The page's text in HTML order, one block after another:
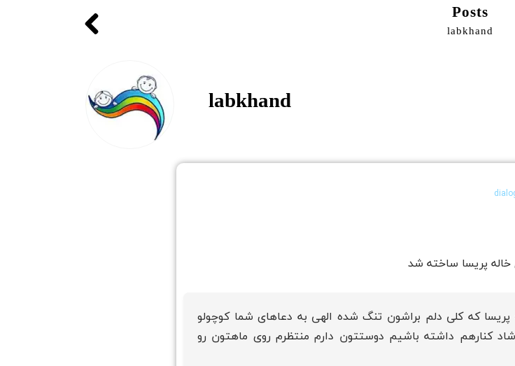
Posts
labkhand
labkhand
خاله پریسا ساخته شد
که کلی دلم براشون تنگ شده الهی به دعاهای شما کوچولو
کنارهم داشته باشیم دوستتون دارم منتظرم روی ماهتون رو